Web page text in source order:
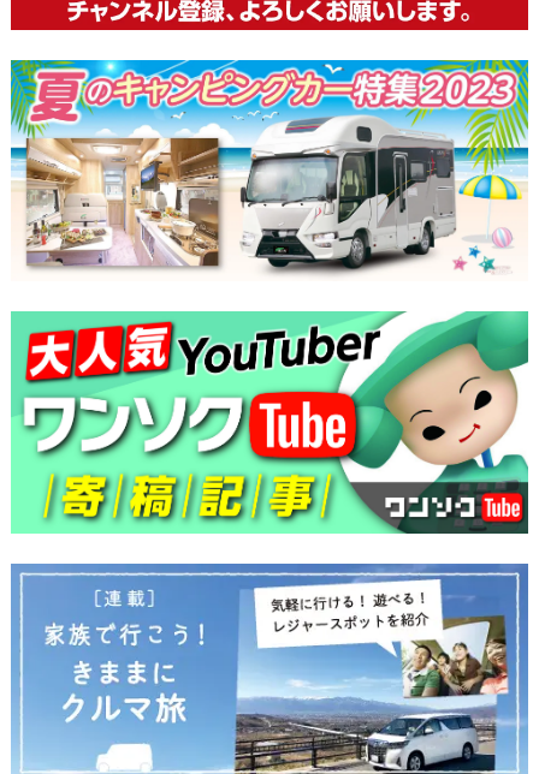
ー
シ
ョ
ン